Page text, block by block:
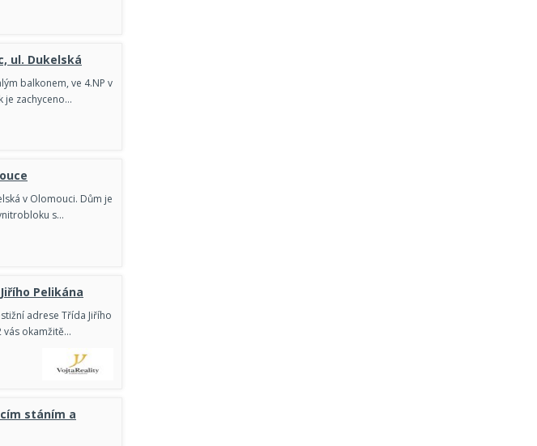
ul. Dukelská
balkonem, ve 4.NP v
je zachyceno…
v Olomouci. Dům je
s…
Pelikána
adrese Třída Jiřího
vás okamžitě…
stáním a